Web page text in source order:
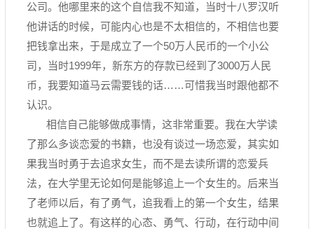
公司。他哪里来的这个自信我不知道，当时十八罗汉听
他讲话的时候，可能内心也是不太相信的，不相信也要
把钱拿出来，于是成立了一个50万人民币的一个小公
司，当时1999年，新东方的存款已经到了3000万人民
币，我要知道马云需要钱的话……可惜我当时跟他都不
认识。
相信自己能够做成事情，这非常重要。我在大学读
了那么多谈恋爱的书籍，也没有谈过一场恋爱，其实如
果我当时勇于去追求女生，而不是去读所谓的恋爱兵
法，在大学里无论如何是能够追上一个女生的。后来当
了老师以后，有了勇气，追我看上的第一个女生，结果
也就追上了。有这样的心态、勇气、行动，在行动中间